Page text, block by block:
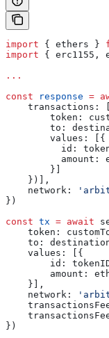
import { ethers }
import { erc1155 ,
...
const response =
    transactions:
        token:
        to:
        values:
[{
          id:
          amount:
        }]
    })],
    network:
})
const tx = await
    token:
    to:
    values:
[{
        id:
        amount:
    }],
    network:
})